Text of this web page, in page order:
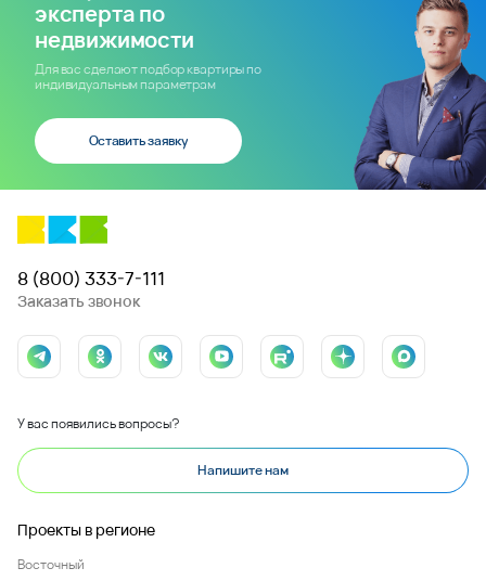
эксперта по
недвижимости
Для вас сделают подбор квартиры по
индивидуальным параметрам
Оставить заявку
8 (800) 333-7-111
Заказать звонок
У вас появились вопросы?
Напишите нам
Проекты в регионе
Восточный